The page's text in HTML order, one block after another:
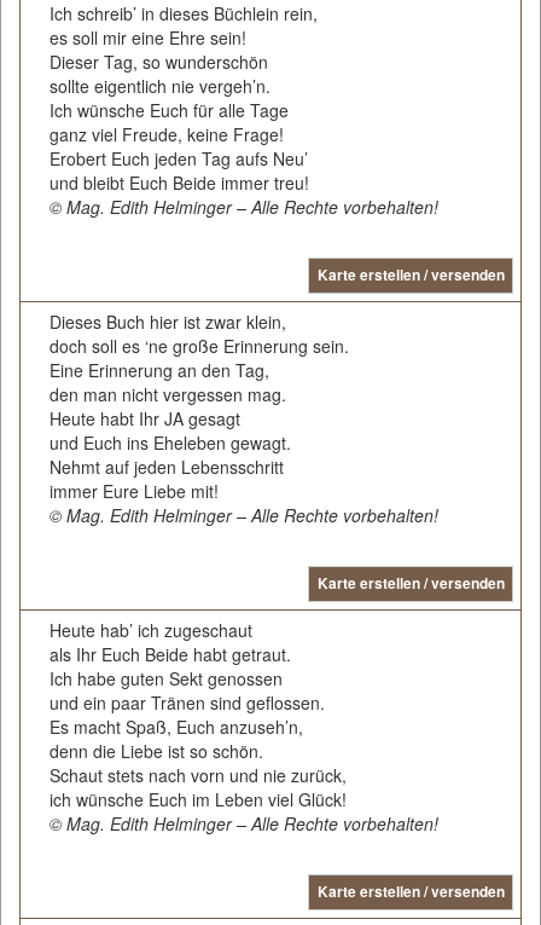
Ich schreib’ in dieses Büchlein rein,
es soll mir eine Ehre sein!
Dieser Tag, so wunderschön
sollte eigentlich nie vergeh’n.
Ich wünsche Euch für alle Tage
ganz viel Freude, keine Frage!
Erobert Euch jeden Tag aufs Neu’
und bleibt Euch Beide immer treu!
© Mag. Edith Helminger – Alle Rechte vorbehalten!
Karte erstellen / versenden
Dieses Buch hier ist zwar klein,
doch soll es ‘ne große Erinnerung sein.
Eine Erinnerung an den Tag,
den man nicht vergessen mag.
Heute habt Ihr JA gesagt
und Euch ins Eheleben gewagt.
Nehmt auf jeden Lebensschritt
immer Eure Liebe mit!
© Mag. Edith Helminger – Alle Rechte vorbehalten!
Karte erstellen / versenden
Heute hab’ ich zugeschaut
als Ihr Euch Beide habt getraut.
Ich habe guten Sekt genossen
und ein paar Tränen sind geflossen.
Es macht Spaß, Euch anzuseh’n,
denn die Liebe ist so schön.
Schaut stets nach vorn und nie zurück,
ich wünsche Euch im Leben viel Glück!
© Mag. Edith Helminger – Alle Rechte vorbehalten!
Karte erstellen / versenden